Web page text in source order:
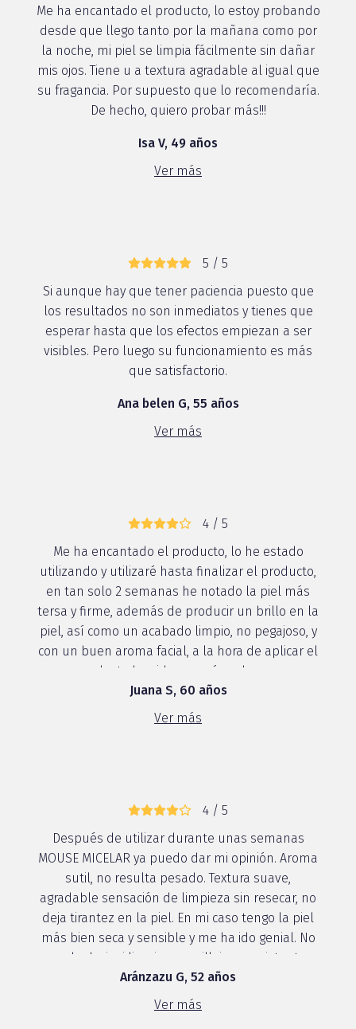
Me ha encantado el producto, lo estoy probando
desde que llego tanto por la mañana como por
la noche, mi piel se limpia fácilmente sin dañar
mis ojos. Tiene u a textura agradable al igual que
su fragancia. Por supuesto que lo recomendaría.
De hecho, quiero probar más!!!
Isa V, 49 años
Ver más
5 / 5
Si aunque hay que tener paciencia puesto que
los resultados no son inmediatos y tienes que
esperar hasta que los efectos empiezan a ser
visibles. Pero luego su funcionamiento es más
que satisfactorio.
Ana belen G, 55 años
Ver más
4 / 5
Me ha encantado el producto, lo he estado
utilizando y utilizaré hasta finalizar el producto,
en tan solo 2 semanas he notado la piel más
tersa y firme, además de producir un brillo en la
piel, así como un acabado limpio, no pegajoso, y
con un buen aroma facial, a la hora de aplicar el
producto ha sido muy cómodo, ya ...
Juana S, 60 años
Ver más
4 / 5
Después de utilizar durante unas semanas
MOUSE MICELAR ya puedo dar mi opinión. Aroma
sutil, no resulta pesado. Textura suave,
agradable sensación de limpieza sin resecar, no
deja tirantez en la piel. En mi caso tengo la piel
más bien seca y sensible y me ha ido genial. No
puedo decir si limpia maquillajes consistente...
Aránzazu G, 52 años
Ver más